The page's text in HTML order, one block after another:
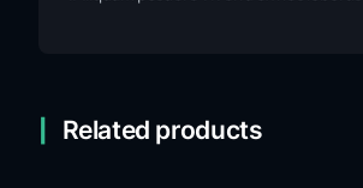
Related products